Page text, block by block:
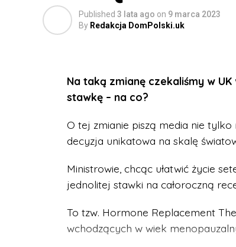
Published 3 lata ago on 9 marca 2023
By Redakcja DomPolski.uk
Na taką zmianę czekaliśmy w
stawkę – na co?
O tej zmianie piszą media nie tylko
decyzja unikatowa na skalę
Ministrowie, chcąc ułatwić życie
jednolitej stawki na całoroczną
To tzw. Hormone Replacement
wchodzących w wiek